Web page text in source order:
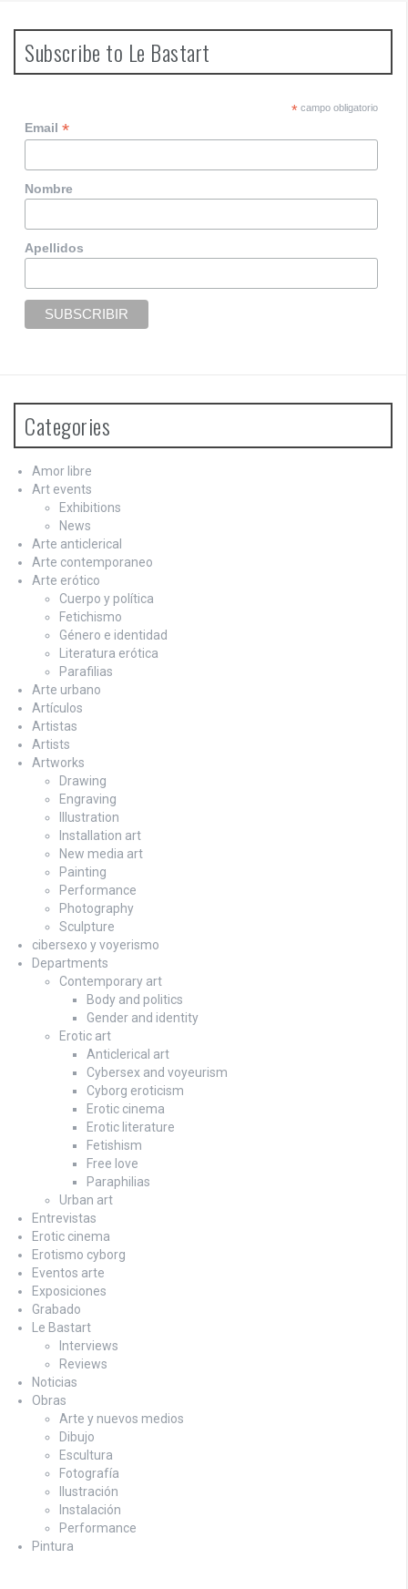
Subscribe to Le Bastart
*campo obligatorio
Email*
Nombre
Apellidos
Categories
Amor libre
Art events
Exhibitions
News
Arte anticlerical
Arte contemporaneo
Arte erótico
Cuerpo y política
Fetichismo
Género e identidad
Literatura erótica
Parafilias
Arte urbano
Artículos
Artistas
Artists
Artworks
Drawing
Engraving
Illustration
Installation art
New media art
Painting
Performance
Photography
Sculpture
cibersexo y voyerismo
Departments
Contemporary art
Body and politics
Gender and identity
Erotic art
Anticlerical art
Cybersex and voyeurism
Cyborg eroticism
Erotic cinema
Erotic literature
Fetishism
Free love
Paraphilias
Urban art
Entrevistas
Erotic cinema
Erotismo cyborg
Eventos arte
Exposiciones
Grabado
Le Bastart
Interviews
Reviews
Noticias
Obras
Arte y nuevos medios
Dibujo
Escultura
Fotografía
Ilustración
Instalación
Performance
Pintura